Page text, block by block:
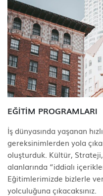
EĞİTİM PROGRAMLARI
İş dünyasında yaşanan
gereksinimlerden yola
oluşturduk. Kültür,
alanlarında “iddialı
Eğitimlerimizde bizlerle
yolculuğuna çıkacaksınız.